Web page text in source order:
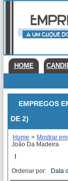
HOME
EMPREGOS
DE 2)
Home > Mostrar
João Da Madeira
|
Ordenar por: Data